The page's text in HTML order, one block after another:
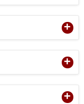
+
+
+